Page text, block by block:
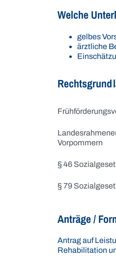
Welche
gelbes
ärztliche
Vorpommern
§ 46
§ 79
Anträge /
Antrag auf
Rehabilitation